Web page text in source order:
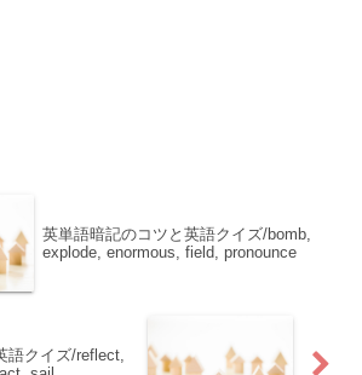
英単語暗記のコツと英語クイズ/bomb,
explode, enormous, field, pronounce
語クイズ/reflect,